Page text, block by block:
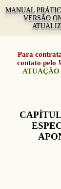
MANUAL
VERSÃO
Para
contato pelo